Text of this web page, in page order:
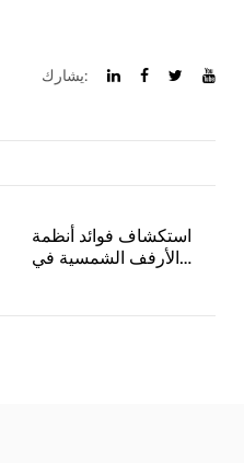
يشارك:
استكشاف فوائد أنظمة
الأرفف الشمسية في